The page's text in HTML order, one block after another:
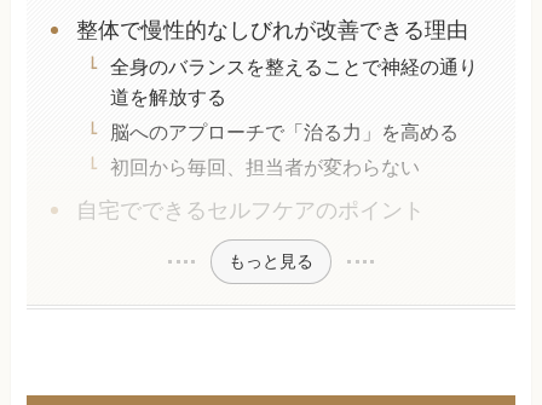
整体で慢性的なしびれが改善できる理由
全身のバランスを整えることで神経の通り
道を解放する
脳へのアプローチで「治る力」を高める
初回から毎回、担当者が変わらない
自宅でできるセルフケアのポイント
もっと見る